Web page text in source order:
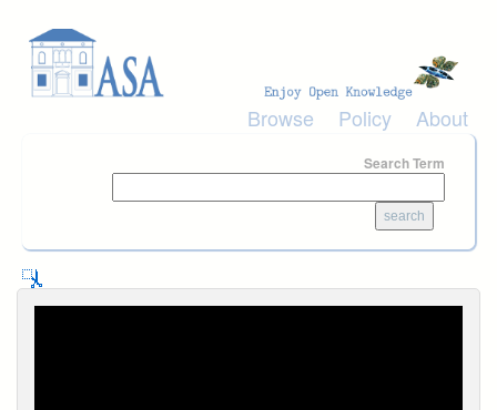
Browse Policy About
Search Term